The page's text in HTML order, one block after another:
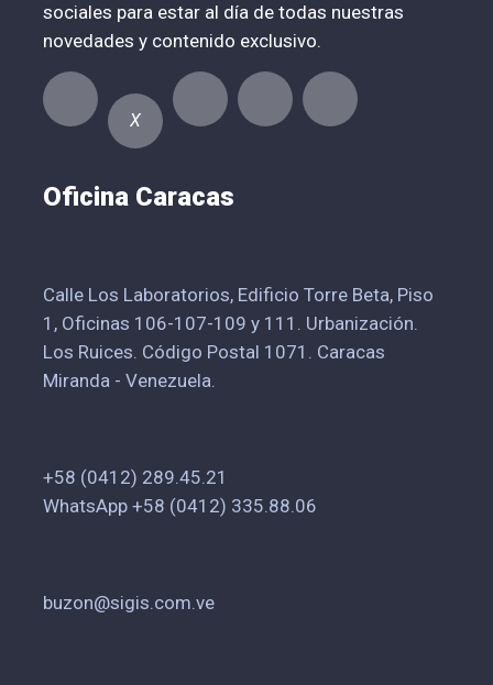
sociales para estar al día de todas nuestras
novedades y contenido exclusivo.
X
Oficina Caracas
Calle Los Laboratorios, Edificio Torre Beta, Piso
1, Oficinas 106-107-109 y 111. Urbanización.
Los Ruices. Código Postal 1071. Caracas
Miranda - Venezuela.
+58 (0412) 289.45.21
WhatsApp +58 (0412) 335.88.06
buzon@sigis.com.ve